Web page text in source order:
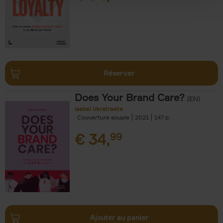
Réserver
Does Your Brand Care? (EN)
Isabel Verstraete
Couverture souple
2021 147
€ 34,99
Ajouter au panier